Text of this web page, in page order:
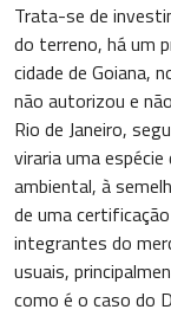
Trata-se de
do terreno, há um
cidade de Goiana,
não autorizou e
Rio de Janeiro,
viraria uma
ambiental, à
de uma
integrantes do
usuais,
como é o caso do